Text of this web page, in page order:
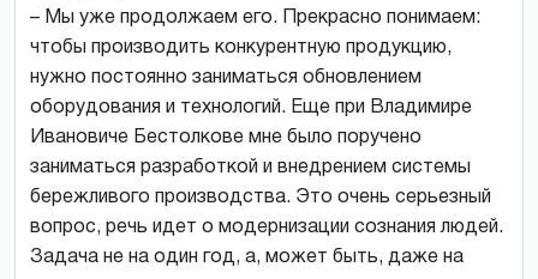
– Мы уже продолжаем его. Прекрасно понимаем:
чтобы производить конкурентную продукцию,
нужно постоянно заниматься обновлением
оборудования и технологий. Еще при Владимире
Ивановиче Бестолкове мне было поручено
заниматься разработкой и внедрением системы
бережливого производства. Это очень серьезный
вопрос, речь идет о модернизации сознания людей.
Задача не на один год, а, может быть, даже на